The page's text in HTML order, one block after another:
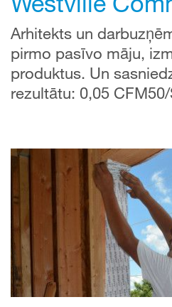
Arhitekts un
pirmo pasīvo māju,
produktus. Un
rezultātu: 0,05 CFM50/